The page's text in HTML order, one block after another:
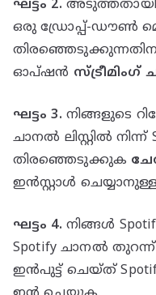
ഘട്ടം 2.
ഒരു ഡ്രോപ്പ്-ഡൗൺ
ഓപ്ഷൻ സ്ട്രീമിംഗ്
ഘട്ടം 3. നിങ്ങളുടെ
ചാനൽ ലിസ്റ്റിൽ
തിരഞ്ഞെടുക്കുക
ഇൻസ്റ്റാൾ
ഘട്ടം 4. നിങ്ങൾ
Spotify ചാനൽ
ഇൻപുട്ട് ചെയ്ത്